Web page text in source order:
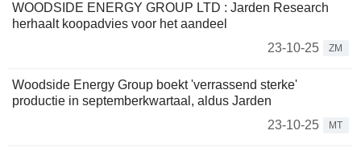
WOODSIDE ENERGY GROUP LTD : Jarden Research
herhaalt koopadvies voor het aandeel
23-10-25
ZM
Woodside Energy Group boekt 'verrassend sterke'
productie in septemberkwartaal, aldus Jarden
23-10-25
MT